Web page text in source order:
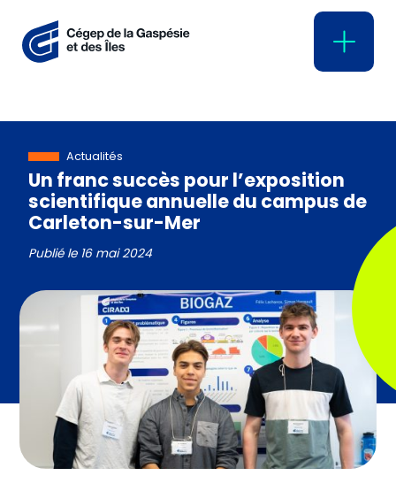
Actualités
Un franc succès pour l’exposition
scientifique annuelle du campus de
Carleton-sur-Mer
Publié le 16 mai 2024